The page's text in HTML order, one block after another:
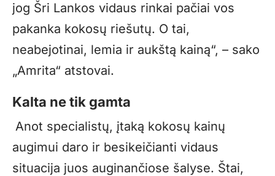
jog Šri Lankos vidaus rinkai pačiai vos
pakanka kokosų riešutų. O tai,
neabejotinai, lemia ir aukštą kainą“, – sako
„Amrita“ atstovai.
Kalta ne tik gamta
Anot specialistų, įtaką kokosų kainų
augimui daro ir besikeičianti vidaus
situacija juos auginančiose šalyse. Štai,